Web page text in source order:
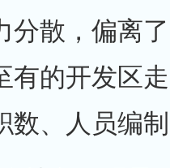
分散，偏离
有的开发区
数、人员编制